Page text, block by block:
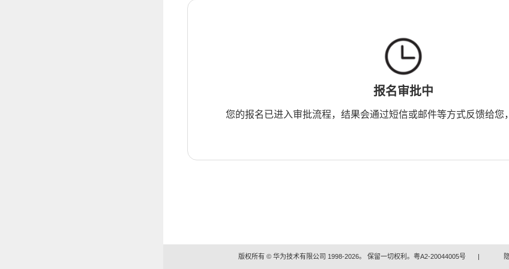
报名审批中
您的报名已进入审批流程，结果会通过短信或邮件等方式反馈给您
版权所有 © 华为技术有限公司 1998-2026。 保留一切权利。粤A2-20044005号 |